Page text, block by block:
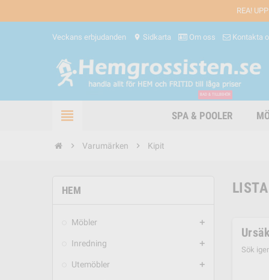
REA!
Veckans erbjudanden location_on Sidkarta Om oss Kontakta
view_headline SPA & POOLER
BAD & TILLBEHÖR
chevron_right Varumärken chevron_right Kipit
HEM
Möbler add
Inredning add
Utemöbler add
Sök